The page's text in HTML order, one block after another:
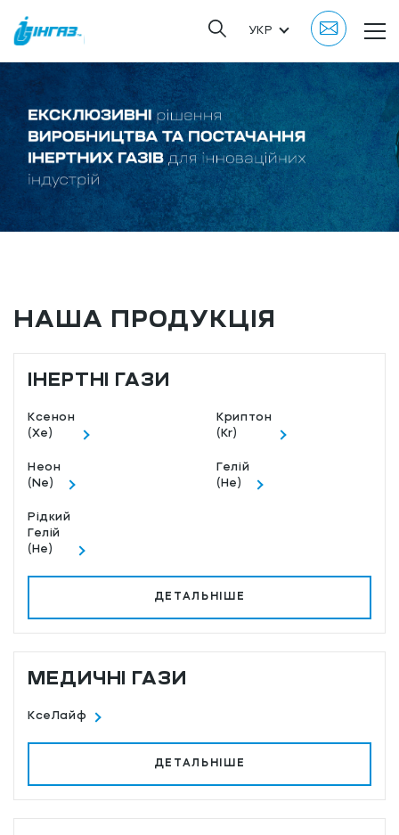
УКР
НАША ПРОДУКЦІЯ
ІНЕРТНІ ГАЗИ
Ксенон
(Xe)
Криптон
(Kr)
Неон
(Ne)
Гелій
(He)
Рідкий
Гелій
(He)
ДЕТАЛЬНІШЕ
МЕДИЧНІ ГАЗИ
КсеЛайф
ДЕТАЛЬНІШЕ